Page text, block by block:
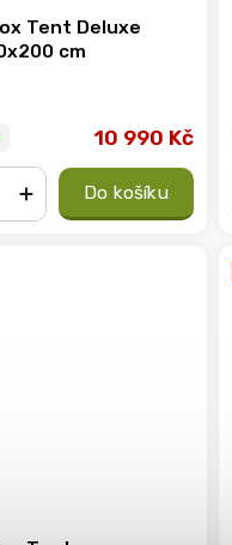
Tent Deluxe
cm
10 990 Kč
Do košíku